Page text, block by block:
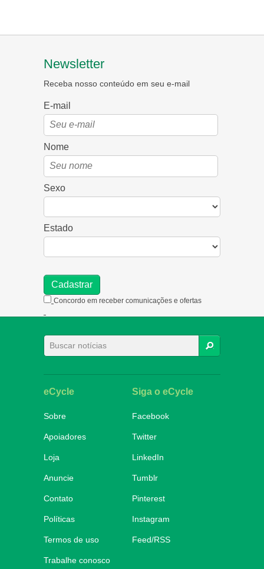
Newsletter
Receba nosso conteúdo em seu e-mail
E-mail
Nome
Sexo
Estado
Concordo em receber comunicações e ofertas
eCycle
Sobre
Apoiadores
Loja
Anuncie
Contato
Políticas
Termos de uso
Trabalhe conosco
Siga o eCycle
Facebook
Twitter
LinkedIn
Tumblr
Pinterest
Instagram
Feed/RSS